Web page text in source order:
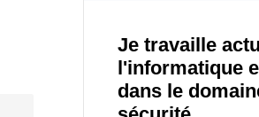
Je travaille
l'informatique
dans le